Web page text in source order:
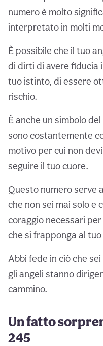
numero è molto
interpretato in molti
È possibile che il tuo
di dirti di avere fiducia
tuo istinto, di essere
rischio.
È anche un simbolo
sono costantemente
motivo per cui non
seguire il tuo cuore.
Questo numero serve
che non sei mai solo e
coraggio necessari
che si frapponga al tuo
Abbi fede in ciò che
gli angeli stanno
cammino.
Un fatto
245